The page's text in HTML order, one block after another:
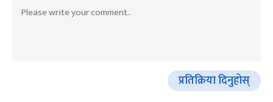
प्रतिक्रिया दिनुहोस्